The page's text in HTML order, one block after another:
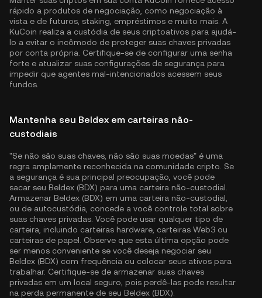
rápido a produtos de negociação, como negociação à
vista e de futuros, staking, empréstimos e muito mais. A
KuCoin realiza a custódia de seus criptoativos para ajudá-
lo a evitar o incômodo de proteger suas chaves privadas
por conta própria. Certifique-se de configurar uma senha
forte e atualizar suas configurações de segurança para
impedir que agentes mal-intencionados acessem seus
fundos.
Mantenha seu Beldex em carteiras não-
custodiais
"Se não são suas chaves, não são suas moedas" é uma
regra amplamente reconhecida na comunidade cripto. Se
a segurança é sua principal preocupação, você pode
sacar seu Beldex (BDX) para uma carteira não-custodial.
Armazenar Beldex (BDX) em uma carteira não-custodial,
ou de autocustódia, concede a você controle total sobre
suas chaves privadas. Você pode usar qualquer tipo de
carteira, incluindo carteiras hardware, carteiras Web3 ou
carteiras de papel. Observe que esta última opção pode
ser menos conveniente se você deseja negociar seu
Beldex (BDX) com frequência ou colocar seus ativos para
trabalhar. Certifique-se de armazenar suas chaves
privadas em um local seguro, pois perdê-las pode resultar
na perda permanente de seu Beldex (BDX).